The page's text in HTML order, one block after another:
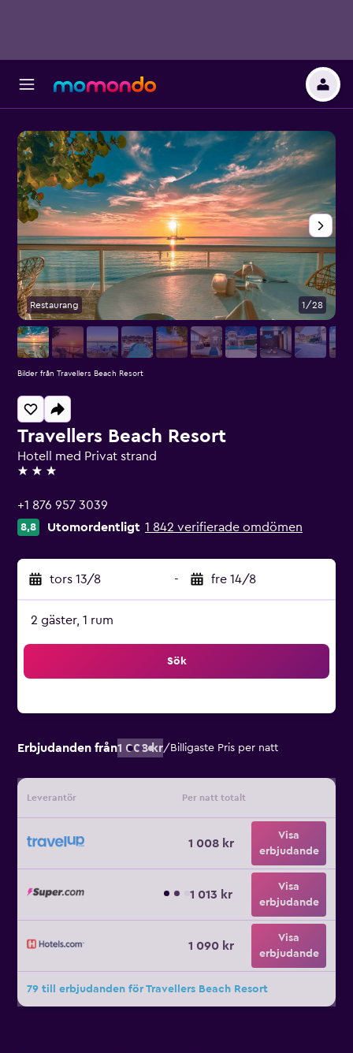
Travellers Beach Resort
Hotell med Privat strand
3 stjärnor
+1 876 957 3039
8,8 Utomordentligt 1 842 verifierade omdömen
tors 13/8 - fre 14/8
2 gäster, 1 rum
Sök
Erbjudanden från1 008 kr/ Billigaste Pris per natt
Leverantör Per natt totalt
1 008 kr
Visa
erbjudande
1 013 kr
Visa
erbjudande
1 090 kr
Visa
erbjudande
79 till erbjudanden för Travellers Beach Resort
Restaurang 1/28
Bilder från Travellers Beach Resort